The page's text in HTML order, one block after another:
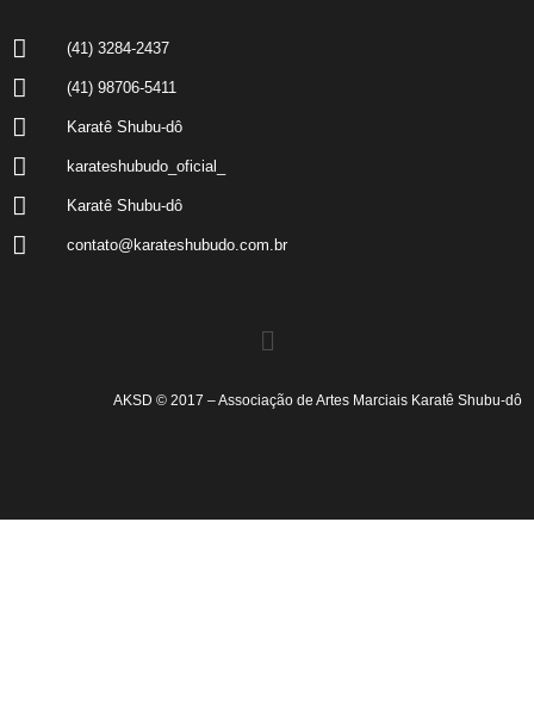
(41) 3284-2437
(41) 98706-5411
Karatê Shubu-dô
karateshubudo_oficial_
Karatê Shubu-dô
contato@karateshubudo.com.br
AKSD © 2017 – Associação de Artes Marciais Karatê Shubu-dô